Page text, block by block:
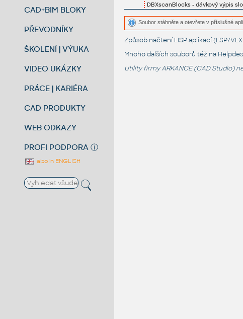
CAD+BIM BLOKY
PŘEVODNÍKY
ŠKOLENÍ | VÝUKA
VIDEO UKÁZKY
PRÁCE | KARIÉRA
CAD PRODUKTY
WEB ODKAZY
PROFI PODPORA ⓘ
also in ENGLISH
DBXscanBlocks - dávkový výpis
Soubor stáhněte a otevřete v příslušné
Způsob načtení LISP aplikací (LSP/
Mnoho dalších souborů též na
Utility firmy ARKANCE (CAD Studio)